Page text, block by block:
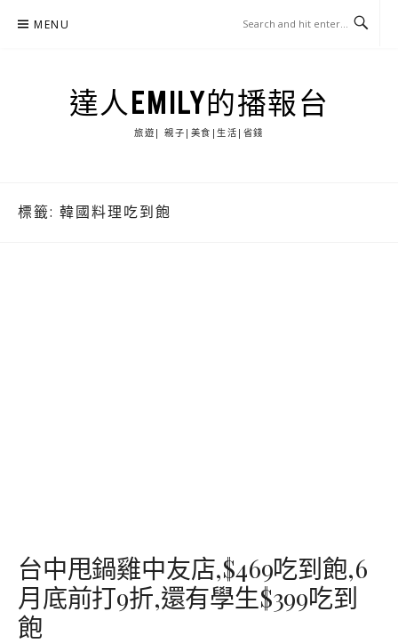
MENU
達人EMILY的播報台
旅遊| 親子|美食|生活|省錢
標籤: 韓國料理吃到飽
台中甩鍋雞中友店,$469吃到飽,6
月底前打9折,還有學生$399吃到
飽